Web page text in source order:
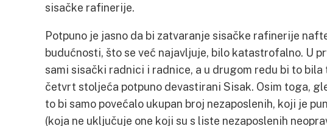
sisačke rafinerije.
Potpuno je jasno da bi zatvaranje sisačke rafinerije
budućnosti, što se već najavljuje, bilo katastrofalno. U
sami sisački radnici i radnice, a u drugom redu bi to
četvrt stoljeća potpuno devastirani Sisak. Osim toga,
to bi samo povećalo ukupan broj nezaposlenih, koji je
(koja ne uključuje one koji su s liste nezaposlenih